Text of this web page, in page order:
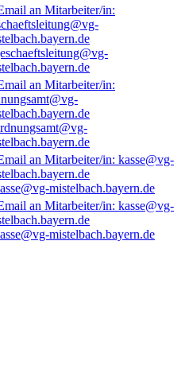
mistelbach.bayern.de
mistelbach.bayern.de